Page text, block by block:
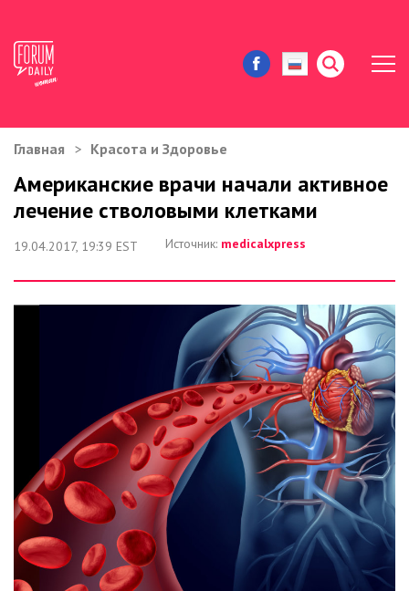
ЖИЗНЬ И ИСТОРИИ
ИММИГРАЦИЯ В США
ЗНАМЕНИТОСТИ
Главная Красота и Здоровье
Американские врачи начали активное
лечение стволовыми клетками
19.04.2017, 19:39 EST Источник: medicalxpress